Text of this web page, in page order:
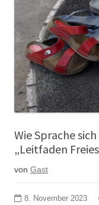
Wie Sprache
„Leitfaden
von Gast
8. November 2023